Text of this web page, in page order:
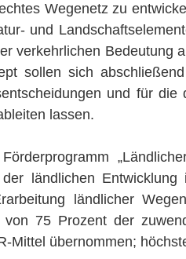
Wegenetz zu
und
verkehrlichen Bedeutung
sollen sich
und für die
lassen.
ländlichen Entwicklung
ländlicher
von 75 Prozent der
Mittel übernommen;